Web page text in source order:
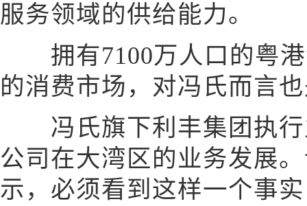
服务领域的供给能力。
拥有7100万人口的粤港
的消费市场，对冯氏而言
冯氏旗下利丰集团执行
公司在大湾区的业务发展
示，必须看到这样一个事